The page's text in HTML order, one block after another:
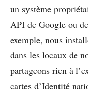
un système
API de Google ou
exemple, nous
dans les locaux de
partageons rien à
cartes d’Identité